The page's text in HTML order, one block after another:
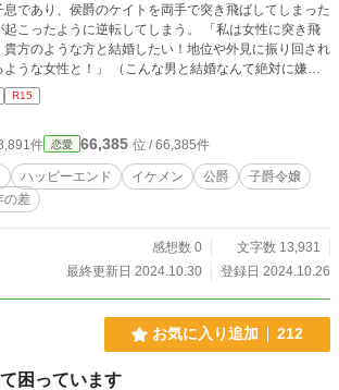
であり、侯爵のケイトを両手で突き飛ばしてしまった
こったように逆転してしまう。 「私は女性に突き飛
方のような方と結婚したい！地位や外見に振り回され
うな女性と！」 （こんな男と結婚なんて絶対に嫌
の人生であって、こんなおかしな男に好かれる人生じ
R15
件 恋愛 66,385 位 / 66,385件
ハッピーエンド イケメン 公爵
子爵令嬢
の差
感想数 0
文字数 13,931
最終更新日 2024.10.30
登録日 2024.10.26
お気に入り追加 212
困っています